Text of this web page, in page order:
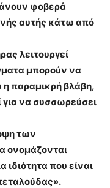
φοβερά
αυτής κάτω από
λειτουργεί
μπορούν να
παραμικρή βλάβη,
για να συσσωρεύσει
των
ονομάζονται
ιδιότητα που είναι